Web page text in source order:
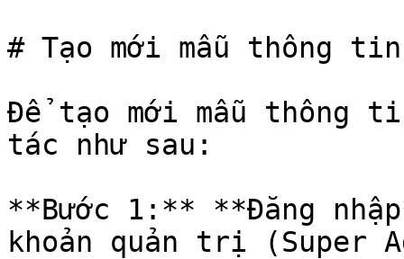
# Tạo mới mẫu thông
Để tạo mới mẫu thông
tác như sau:
**Bước 1:** **Đăng
khoản quản trị (Super